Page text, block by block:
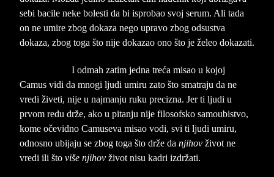
sebi bacile neke bolesti da bi isprobao svoj serum. Ali tada
on ne umire zbog dokaza nego upravo zbog odsustva
dokaza, zbog toga što nije dokazao ono što je želeo dokazati.
I odmah zatim jedna treća misao u kojoj
Camus vidi da mnogi ljudi umiru zato što smatraju da ne
vredi živeti, nije u najmanju ruku precizna. Jer ti ljudi u
prvom redu drže, ako u pitanju nije filosofsko samoubistvo,
kome očevidno Camuseva misao vodi, svi ti ljudi umiru,
odnosno ubijaju se zbog toga što drže da njihov život ne
vredi ili što više njihov život nisu kadri izdržati.